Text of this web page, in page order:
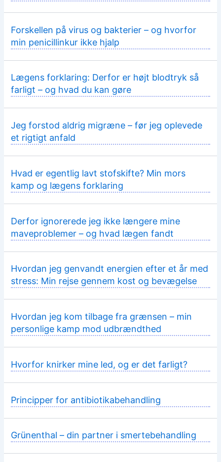
Forskellen på virus og bakterier – og hvorfor
min penicillinkur ikke hjalp
Lægens forklaring: Derfor er højt blodtryk så
farligt – og hvad du kan gøre
Jeg forstod aldrig migræne – før jeg oplevede
et rigtigt anfald
Hvad er egentlig lavt stofskifte? Min mors
kamp og lægens forklaring
Derfor ignorerede jeg ikke længere mine
maveproblemer – og hvad lægen fandt
Hvordan jeg genvandt energien efter et år med
stress: Min rejse gennem kost og bevægelse
Hvordan jeg kom tilbage fra grænsen – min
personlige kamp mod udbrændthed
Hvorfor knirker mine led, og er det farligt?
Principper for antibiotikabehandling
Grünenthal – din partner i smertebehandling